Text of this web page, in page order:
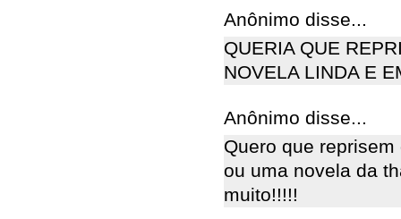
Anônimo disse...
QUERIA QUE
NOVELA LINDA E
Anônimo disse...
Quero que
ou uma novela da
muito!!!!!